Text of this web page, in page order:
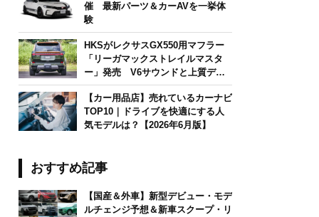
催 最新パーツ＆カーAVを一挙体
験
HKSがレクサスGX550用マフラー
「リーガマックストレイルマスタ
ー」発売 V6サウンドと上質デザ
インを両立
【カー用品店】売れているカーナビ
TOP10｜ドライブを快適にする人
気モデルは？【2026年6月版】
おすすめ記事
【国産＆外車】新型デビュー・モデ
ルチェンジ予想＆新車スクープ・リ